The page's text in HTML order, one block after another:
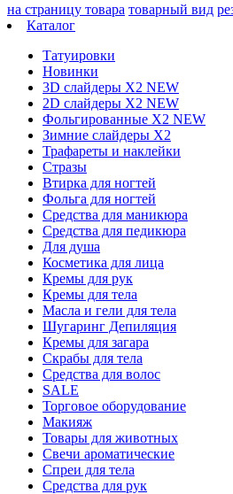
на страницу товара товарный вид
Каталог
Татуировки
Новинки
3D слайдеры X2 NEW
2D слайдеры X2 NEW
Фольгированные X2 NEW
Зимние слайдеры Х2
Трафареты и наклейки
Стразы
Втирка для ногтей
Фольга для ногтей
Средства для маникюра
Средства для педикюра
Для душа
Косметика для лица
Кремы для рук
Кремы для тела
Масла и гели для тела
Шугаринг Депиляция
Кремы для загара
Скрабы для тела
Средства для волос
SALE
Торговое оборудование
Макияж
Товары для животных
Свечи ароматические
Спреи для тела
Средства для рук